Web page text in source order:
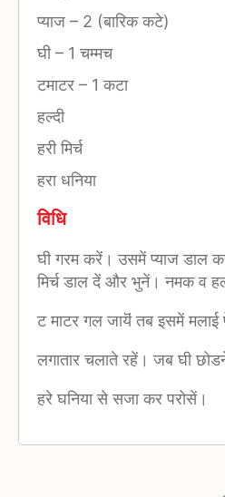
प्याज – 2 (बारिक कटे)
घी– 1 चम्मच
टमाटर – 1 कटा
हल्दी
हरी मिर्च
हरा धनिया
विधि
घी गरम करें। उसमें प्याज डाल
मिर्च डाल दें और भुनें। नमक व
ट माटर गल जायॆं तब इसमें
लगातार चलाते रहें। जब घी
हरे घनिया से सजा कर परोसें।